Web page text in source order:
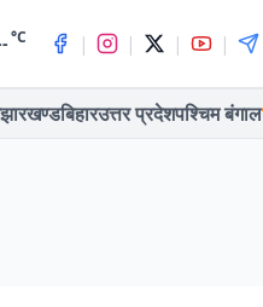
°C | | | |
झारखण्डबिहारउत्तर प्रदेशपश्चिम बंगाल